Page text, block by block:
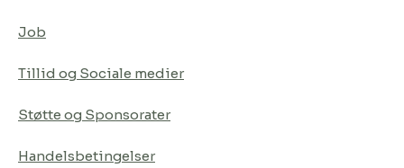
Job
Tillid og Sociale medier
Støtte og Sponsorater
Handelsbetingelser